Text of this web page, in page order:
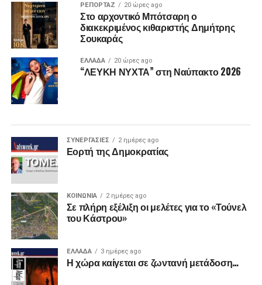
ΡΕΠΟΡΤΑΖ 20 ώρες ago
Στο αρχοντικό Μπότσαρη ο
διακεκριμένος κιθαριστής Δημήτρης
Σουκαράς
ΕΛΛΑΔΑ 20 ώρες ago
“ΛΕΥΚΗ ΝΥΧΤΑ” στη Ναύπακτο 2026
ΣΥΝΕΡΓΑΣΙΕΣ 2 ημέρες ago
Εορτή της Δημοκρατίας
ΚΟΙΝΩΝΙΑ 2 ημέρες ago
Σε πλήρη εξέλιξη οι μελέτες για το «Τούνελ
του Κάστρου»
ΕΛΛΑΔΑ 3 ημέρες ago
Η χώρα καίγεται σε ζωντανή μετάδοση…